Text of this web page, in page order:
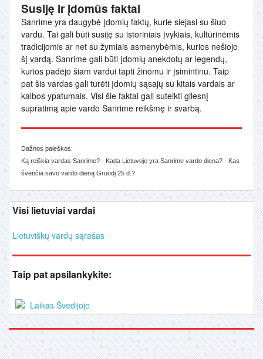
Susiję ir įdomūs faktai
Sanrime yra daugybė įdomių faktų, kurie siejasi su šiuo
vardu. Tai gali būti susiję su istoriniais įvykiais, kultūrinėmis
tradicijomis ar net su žymiais asmenybėmis, kurios nešiojo
šį vardą. Sanrime gali būti įdomių anekdotų ar legendų,
kurios padėjo šiam vardui tapti žinomu ir įsimintinu. Taip
pat šis vardas gali turėti įdomių sąsajų su kitais vardais ar
kalbos ypatumais. Visi šie faktai gali suteikti gilesnį
supratimą apie vardo Sanrime reikšmę ir svarbą.
Dažnos paieškos:
Ką reiškia vardas Sanrime? - Kada Lietuvoje yra Sanrime vardo diena? - Kas
švenčia savo vardo dieną Gruodį 25 d.?
Visi lietuviai vardai
Lietuviškų vardų sąrašas
Taip pat apsilankykite:
Laikas Švedijoje